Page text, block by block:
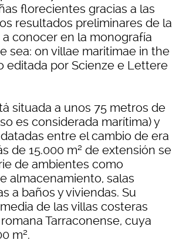
florecientes gracias a las
resultados preliminares de la
conocer en la monografía
sea: on villae maritimae in the
editada por Scienze e Lettere
situada a unos 75 metros de
es considerada marítima) y
entre el cambio de era
de 15.000 m² de extensión se
de ambientes como
almacenamiento, salas
a baños y viviendas. Su
de las villas costeras
Tarraconense, cuya
m².